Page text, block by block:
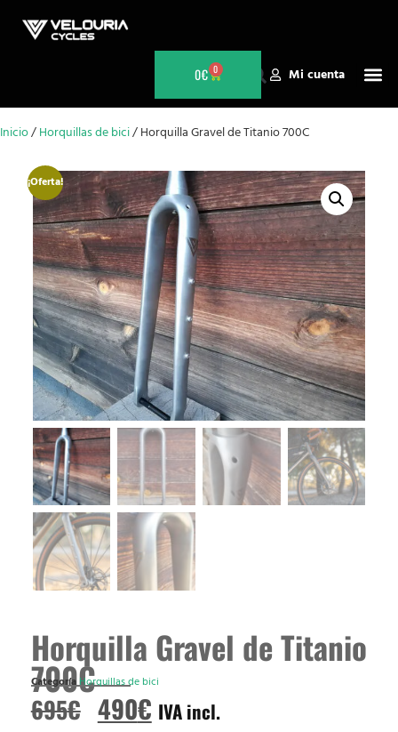
Mi cuenta
0€ 0
Inicio/ Horquillas de bici/ Horquilla Gravel de Titanio 700C
¡Oferta!
Horquilla Gravel de Titanio
700C
CategoríaHorquillas de bici
695€ 490€ IVA incl.